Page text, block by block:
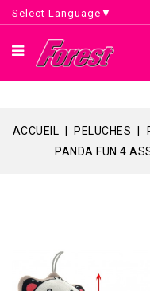
Select Language ▼
ACCUEIL PELUCHES
PANDA FUN 4